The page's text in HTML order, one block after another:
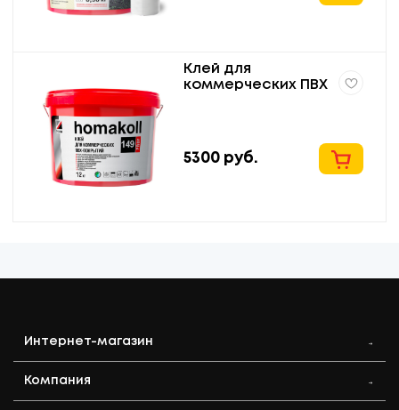
Клей для
коммерческих ПВХ
12кг
5300 руб.
Интернет-магазин
Компания